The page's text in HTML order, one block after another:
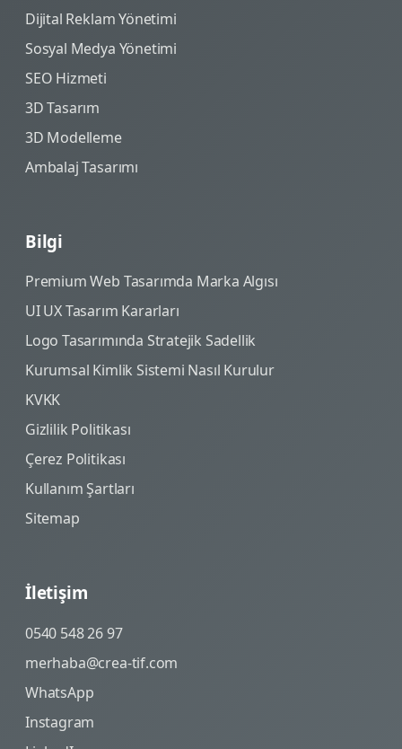
Dijital Reklam Yönetimi
Sosyal Medya Yönetimi
SEO Hizmeti
3D Tasarım
3D Modelleme
Ambalaj Tasarımı
Bilgi
Premium Web Tasarımda Marka Algısı
UI UX Tasarım Kararları
Logo Tasarımında Stratejik Sadellik
Kurumsal Kimlik Sistemi Nasıl Kurulur
KVKK
Gizlilik Politikası
Çerez Politikası
Kullanım Şartları
Sitemap
İletişim
0540 548 26 97
merhaba@crea-tif.com
WhatsApp
Instagram